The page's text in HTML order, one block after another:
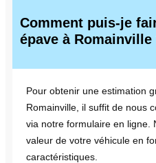
Comment puis-je
épave à Romainville
Pour obtenir une estimation
Romainville, il suffit de nous
via notre formulaire en ligne.
valeur de votre véhicule en
caractéristiques.